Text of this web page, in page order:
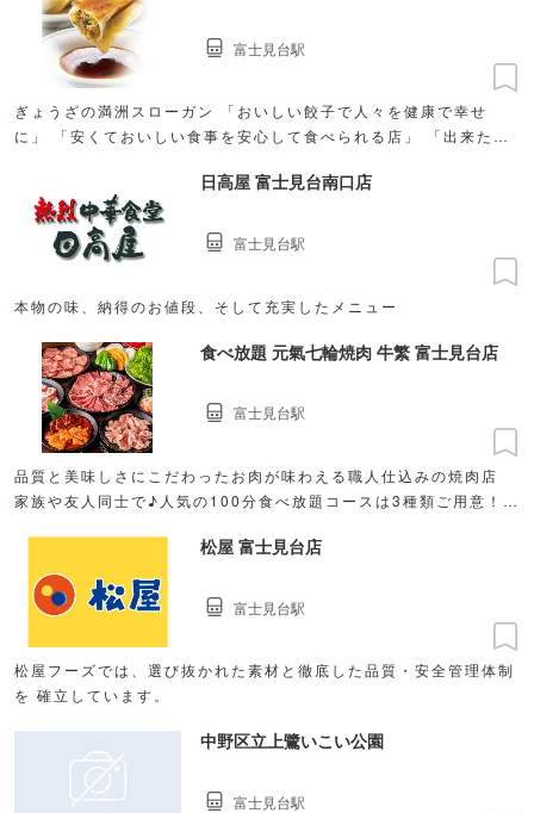
ぎょうざの満洲スローガン 「おいしい餃子で人々を健康で幸せ
に」 「安くておいしい食事を安心して食べられる店」 「出来たて
富士見台駅
日高屋 富士見台南口店
本物の味、納得のお値段、そして充実したメニュー
富士見台駅
食べ放題 元氣七輪焼肉 牛繁 富士見台店
品質と美味しさにこだわったお肉が味わえる職人仕込みの焼肉店
家族や友人同士で♪人気の100分食べ放題コースは3種類ご用意！
富士見台駅
松屋 富士見台店
松屋フーズでは、選び抜かれた素材と徹底した品質・安全管理体制
を 確立しています。
富士見台駅
中野区立上鷺いこい公園
富士見台駅